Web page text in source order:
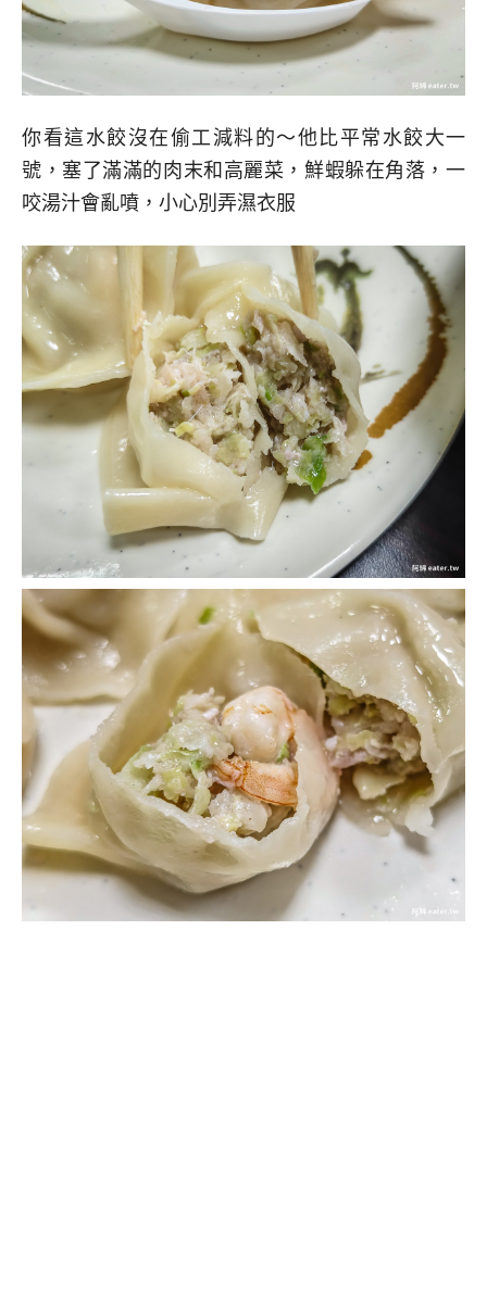
你看這水餃沒在偷工減料的～他比平常水餃大一
號，塞了滿滿的肉末和高麗菜，鮮蝦躲在角落，一
咬湯汁會亂噴，小心別弄濕衣服